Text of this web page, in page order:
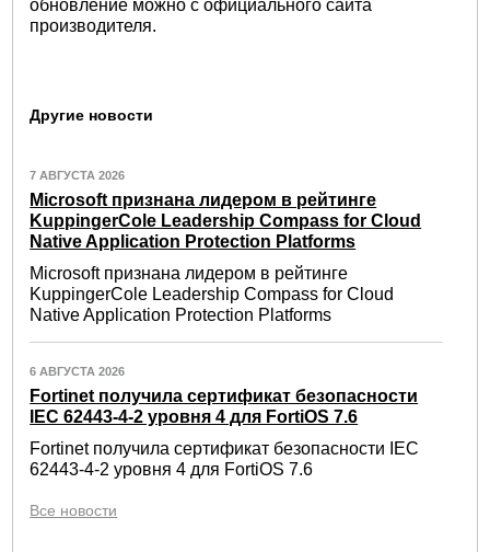
обновление можно с официального сайта
производителя.
Другие новости
7 АВГУСТА 2026
Microsoft признана лидером в рейтинге
KuppingerCole Leadership Compass for Cloud
Native Application Protection Platforms
Microsoft признана лидером в рейтинге
KuppingerCole Leadership Compass for Cloud
Native Application Protection Platforms
6 АВГУСТА 2026
Fortinet получила сертификат безопасности
IEC 62443-4-2 уровня 4 для FortiOS 7.6
Fortinet получила сертификат безопасности IEC
62443-4-2 уровня 4 для FortiOS 7.6
Все новости